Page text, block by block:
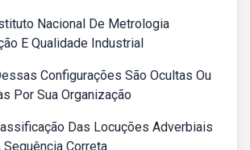
Nacional De Metrologia
E Qualidade Industrial
Configurações São Ocultas Ou
Por Sua Organização
Das Locuções Adverbiais
Correta